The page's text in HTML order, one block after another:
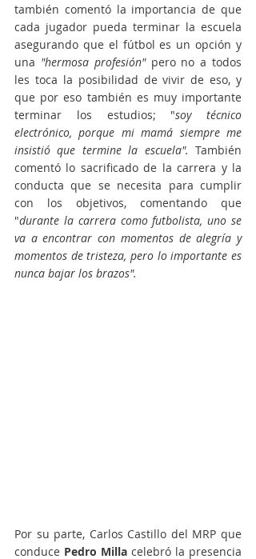
también comentó la importancia de que
cada jugador pueda terminar la escuela
asegurando que el fútbol es un opción y
una "hermosa profesión" pero no a todos
les toca la posibilidad de vivir de eso, y
que por eso también es muy importante
terminar los estudios; "soy técnico
electrónico, porque mi mamá siempre me
insistió que termine la escuela". También
comentó lo sacrificado de la carrera y la
conducta que se necesita para cumplir
con los objetivos, comentando que
"durante la carrera como futbolista, uno se
va a encontrar con momentos de alegría y
momentos de tristeza, pero lo importante es
nunca bajar los brazos".
Por su parte, Carlos Castillo del MRP que
conduce Pedro Milla celebró la presencia